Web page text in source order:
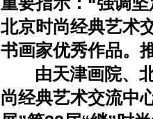
北京时尚经典艺术
书画家优秀作品。
由天津画院、北
尚经典艺术交流中